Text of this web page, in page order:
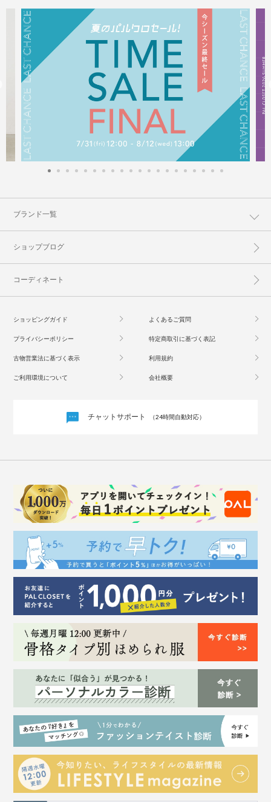
ブランド一覧
ショップブログ
コーディネート
ショッピングガイド よくあるご質問
プライバシーポリシー 特定商取引に基づく表記
古物営業法に基づく表示 利用規約
ご利用環境について 会社概要
チャットサポート （24時間自動対応）